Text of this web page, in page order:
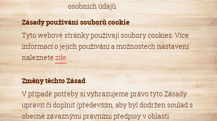
osobních údajů.
Zásady používání souborů cookie
Tyto webové stránky používají soubory cookies. Více
informací o jejich používání a možnostech nastavení
naleznetezde.
Změny těchto Zásad
V případě potřeby si vyhrazujeme právo tyto Zásady
upravit či doplnit (především, aby byl dodržen soulad s
obecně závaznými právními předpisy v oblasti